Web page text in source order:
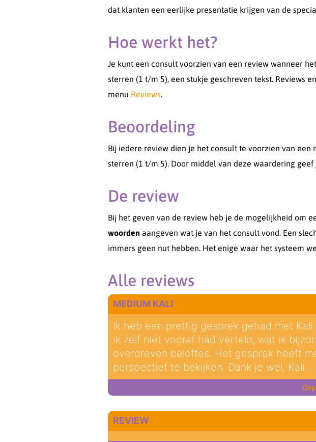
dat klanten een eerlijke presentatie krijgen van de
Hoe werkt het?
Je kunt een consult voorzien van een review wanneer
sterren (1 t/m 5), een stukje geschreven tekst. Reviews
menu Reviews.
Beoordeling
Bij iedere review dien je het consult te voorzien van
sterren (1 t/m 5). Door middel van deze waardering
De review
Bij het geven van de review heb je de mogelijkheid om
woorden aangeven wat je van het consult vond. Een
immers geen nut hebben. Het enige waar het systeem
Alle reviews
MEDIUM KALI
Ik heb een prettig gesprek gehad met
ik zelf niet vooraf had verteld, wat ik
overdreven beloftes. Het gesprek heeft
perspectief te bekijken. Dank je wel, Kali.
REVIEW